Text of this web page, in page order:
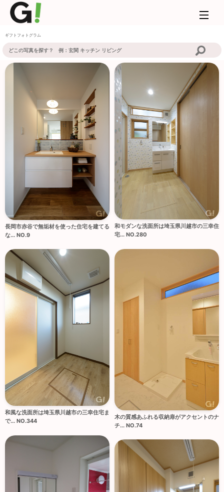
ギフトフォトグラム
長岡市赤谷で無垢材を使った住宅を建てる
な... NO.9
和モダンな洗面所は埼玉県川越市の三幸住
宅... NO.280
木の質感あふれる収納扉がアクセントのナ
チ... NO.74
和風な洗面所は埼玉県川越市の三幸住宅ま
で... NO.344